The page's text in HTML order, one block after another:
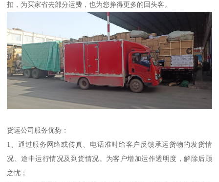
扣，为买家省去部分运费，也为您挣得更多的回头客。
货运公司服务优势：
1、通过服务网络或传真、电话准时给客户反馈承运货物的发货情
况、途中运行情况及到货情况。为客户增加运作透明度，解除后顾
之忧；